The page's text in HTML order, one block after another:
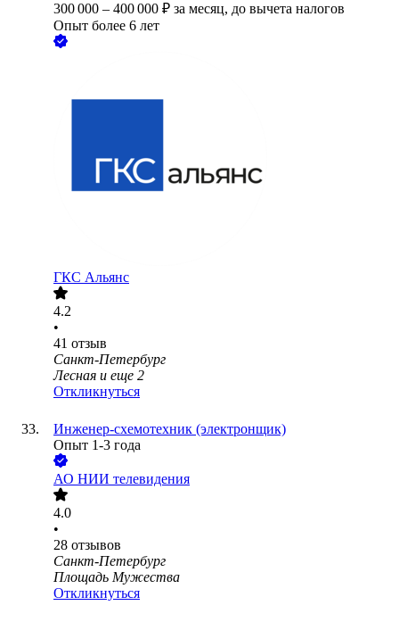
300 000 – 400 000 ₽ за месяц, до вычета налогов
Опыт более 6 лет
ГКС Альянс
4.2
•
41 отзыв
Санкт-Петербург
Лесная и еще 2
Откликнуться
Инженер-схемотехник (электронщик)
Опыт 1-3 года
АО НИИ телевидения
4.0
•
28 отзывов
Санкт-Петербург
Площадь Мужества
Откликнуться